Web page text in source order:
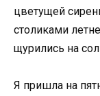
цветущей
столиками
щурились на
Я пришла на